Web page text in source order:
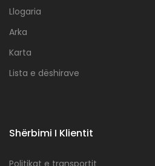
Llogaria
Arka
Karta
Lista e dëshirave
Shërbimi I Klientit
Politikat e transportit